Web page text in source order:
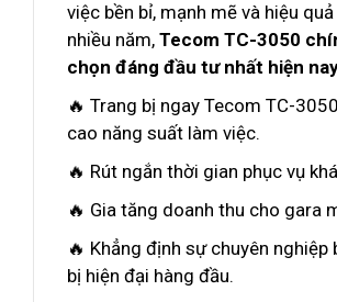
việc bền bỉ, mạnh mẽ và hiệu
nhiều năm, Tecom TC-3050
chọn đáng đầu tư nhất hiện
🔥 Trang bị ngay Tecom TC-
cao năng suất làm việc.
🔥 Rút ngắn thời gian phục vụ
🔥 Gia tăng doanh thu cho gara
🔥 Khẳng định sự chuyên nghiệp
bị hiện đại hàng đầu.